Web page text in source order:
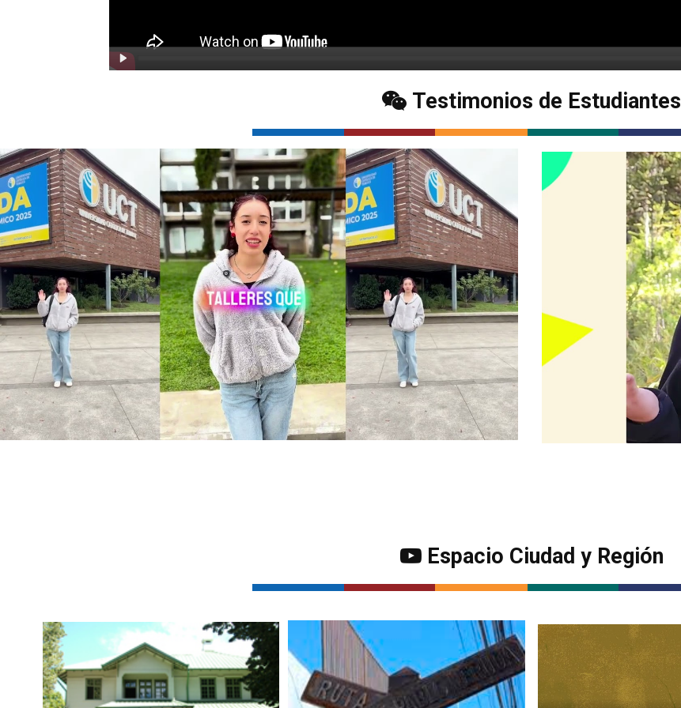
Testimonios de Estudiantes
Espacio Ciudad y Región